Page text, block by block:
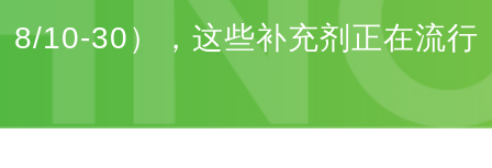
8/10-30），这些补充剂正在流行